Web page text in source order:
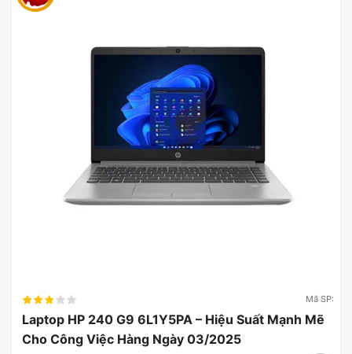
Mã SP:
Laptop HP 240 G9 6L1Y5PA – Hiệu Suất Mạnh Mẽ
Cho Công Việc Hàng Ngày 03/2025